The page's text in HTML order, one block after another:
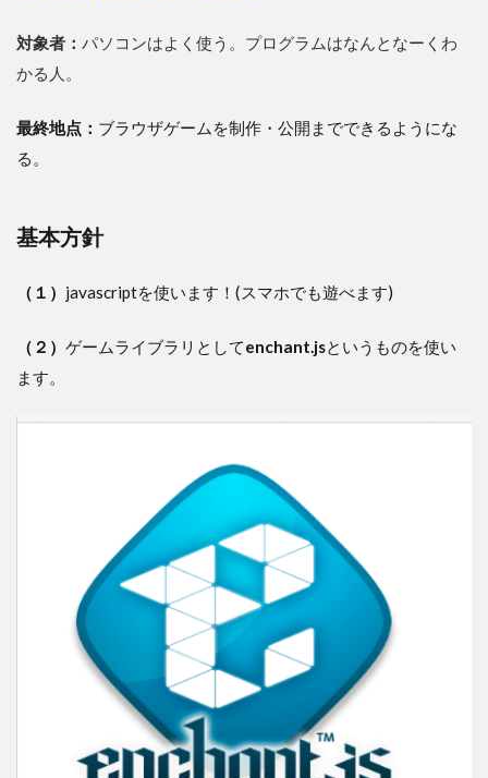
対象者： パソコンはよく使う。プログラムはなんとなーくわ
かる人。
最終地点： ブラウザゲームを制作・公開までできるようにな
る。
基本方針
（１） javascriptを使います！(スマホでも遊べます)
（２） ゲームライブラリとしてenchant.jsというものを使い
ます。